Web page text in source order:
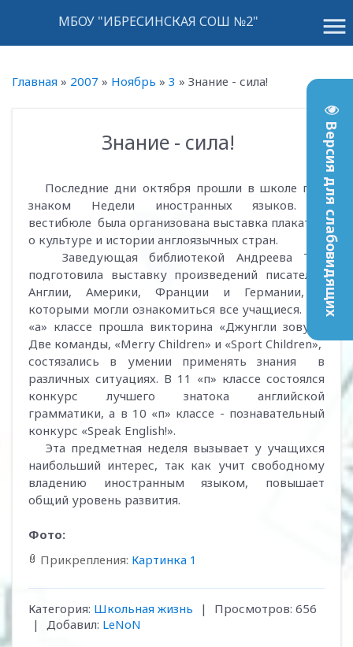
Версия для слабовидящих
menu
МБОУ "ИБРЕСИНСКАЯ СОШ №2"
Главная » 2007 » Ноябрь » 3 » Знание - сила!
Знание - сила!
Последние дни октября прошли в школе под
знаком Недели иностранных языков. В
вестибюле была организована выставка плакатов
о культуре и истории англоязычных стран.
Заведующая библиотекой Андреева Т.О.
подготовила выставку произведений писателей
Англии, Америки, Франции и Германии, с
которыми могли ознакомиться все учащиеся. В 5
«а» классе прошла викторина «Джунгли зовут».
Две команды, «Merry Children» и «Sport Children»,
состязались в умении применять знания в
различных ситуациях. В 11 «п» классе состоялся
конкурс лучшего знатока английской
грамматики, а в 10 «п» классе - познавательный
конкурс «Speak English!».
Эта предметная неделя вызывает у учащихся
наибольший интерес, так как учит свободному
владению иностранным языком, повышает
общий уровень развития.
Фото:
Прикрепления: Картинка 1
Категория: Школьная жизнь | Просмотров: 656
|
Добавил: LeNoN